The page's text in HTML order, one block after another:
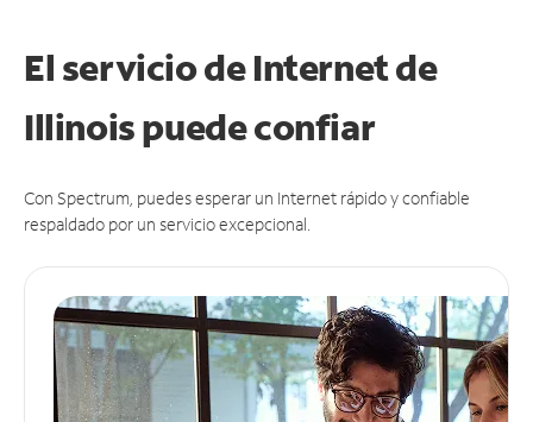
El servicio de Internet de
Illinois puedeconfiar
Con Spectrum, puedes esperar un Internet rápido y confiable
respaldado por un servicio excepcional.